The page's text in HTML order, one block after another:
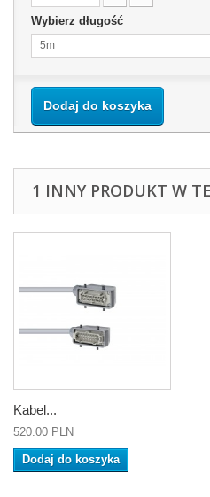
Wybierz długość
5m
Dodaj do koszyka
1 INNY PRODUKT W
Kabel...
520.00 PLN
Dodaj do koszyka